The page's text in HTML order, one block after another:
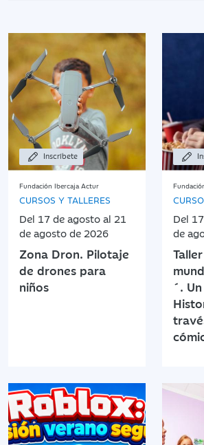
Inscríbete
Fundación Ibercaja Actur
CURSOS Y TALLERES
Del 17 de agosto al 21
de agosto de 2026
Zona Dron. Pilotaje
de drones para
niños
Del
de
´.